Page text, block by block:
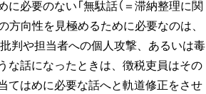
必要のない「無駄話（＝滞納整理に関
方向性を見極めるために必要なのは、
批判や担当者への個人攻撃、あるいは毒
な話になったときは、徴税吏員はその
てはめに必要な話へと軌道修正をさせ